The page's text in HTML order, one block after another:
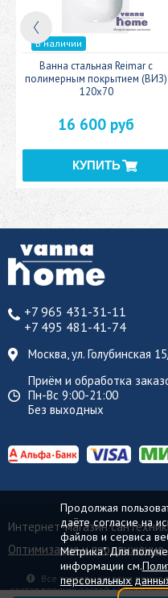
В наличии
Ванна стальная Reimar с
полимерным покрытием (ВИЗ)
120x70
16 600 руб
+7 965 431-31-11
+7 495 481-41-74
Москва, ул. Голубинская
Приём и обработка
Пн-Вс 9:00-21:00
Без выходных
Интернет-магазин
Оптимизация и продвижение
Все торговые марки
составляющих частей сайта в
Продолжая
даёте согласие на
файлов и сервиса
Метрика". Для
информации см.
персональных